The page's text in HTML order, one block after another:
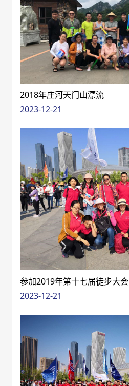
2018年庄河天门山漂流
2023-12-21
参加2019年第十七届徒步大会
2023-12-21